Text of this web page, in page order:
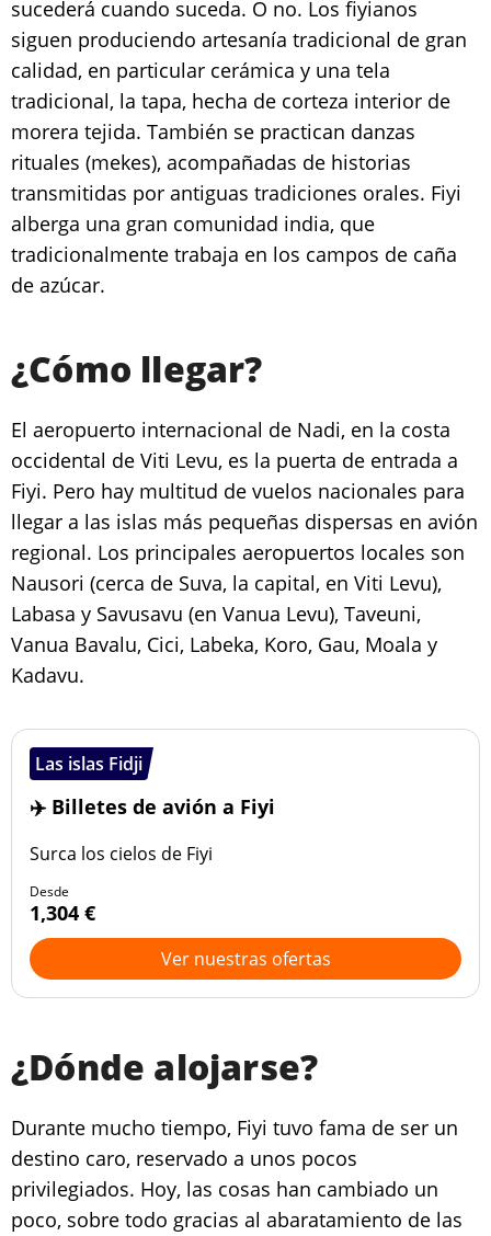
sucederá cuando suceda. O no. Los fiyianos
siguen produciendo artesanía tradicional de gran
calidad, en particular cerámica y una tela
tradicional, la tapa, hecha de corteza interior de
morera tejida. También se practican danzas
rituales (mekes), acompañadas de historias
transmitidas por antiguas tradiciones orales. Fiyi
alberga una gran comunidad india, que
tradicionalmente trabaja en los campos de caña
de azúcar.
¿Cómo llegar?
El aeropuerto internacional de Nadi, en la costa
occidental de Viti Levu, es la puerta de entrada a
Fiyi. Pero hay multitud de vuelos nacionales para
llegar a las islas más pequeñas dispersas en avión
regional. Los principales aeropuertos locales son
Nausori (cerca de Suva, la capital, en Viti Levu),
Labasa y Savusavu (en Vanua Levu), Taveuni,
Vanua Bavalu, Cici, Labeka, Koro, Gau, Moala y
Kadavu.
Las islas Fidji
✈️ Billetes de avión a Fiyi
Surca los cielos de Fiyi
Desde
1,304 €
Ver nuestras ofertas
¿Dónde alojarse?
Durante mucho tiempo, Fiyi tuvo fama de ser un
destino caro, reservado a unos pocos
privilegiados. Hoy, las cosas han cambiado un
poco, sobre todo gracias al abaratamiento de las